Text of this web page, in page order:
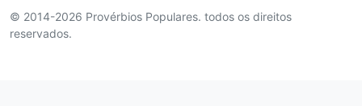
© 2014-2026 Provérbios Populares. todos os direitos
reservados.